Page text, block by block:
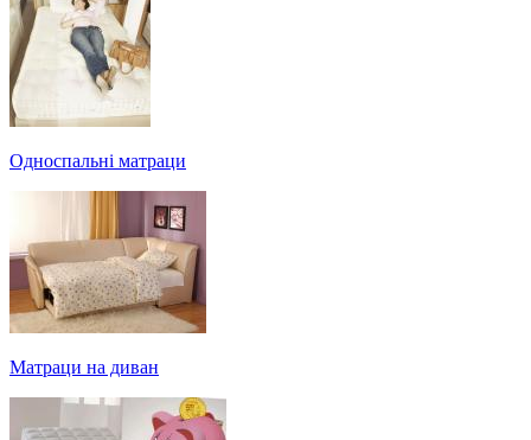
Односпальні матраци
Матраци на диван